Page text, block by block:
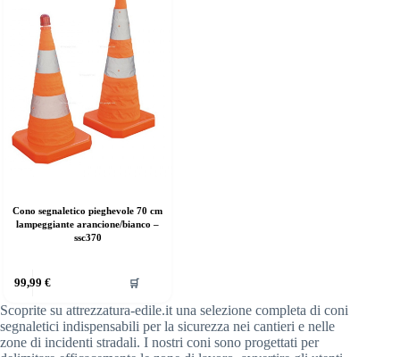
Cono segnaletico pieghevole 70 cm
lampeggiante arancione/bianco –
ssc370
99,99 € 🛒
Scoprite su attrezzatura-edile.it una selezione completa di coni
segnaletici indispensabili per la sicurezza nei cantieri e nelle
zone di incidenti stradali. I nostri coni sono progettati per